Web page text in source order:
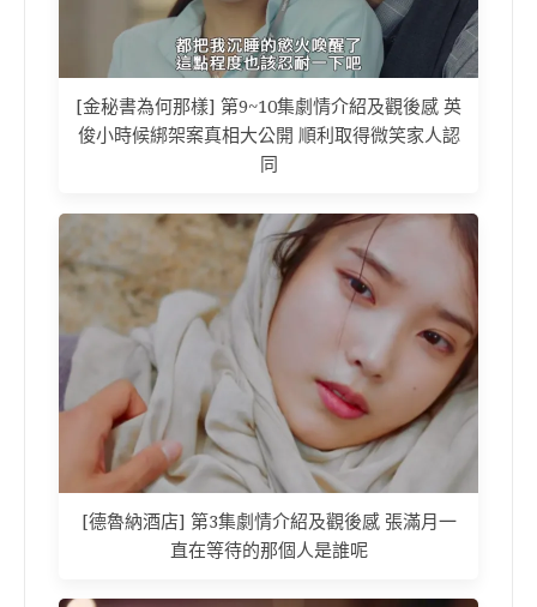
[金秘書為何那樣] 第9~10集劇情介紹及觀後感 英
俊小時候綁架案真相大公開 順利取得微笑家人認
同
[德魯納酒店] 第3集劇情介紹及觀後感 張滿月一
直在等待的那個人是誰呢